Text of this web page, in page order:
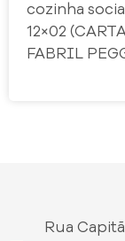
cozinha
12×02
FABRIL
Rua